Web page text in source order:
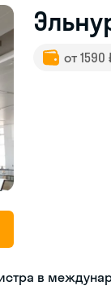
от
в